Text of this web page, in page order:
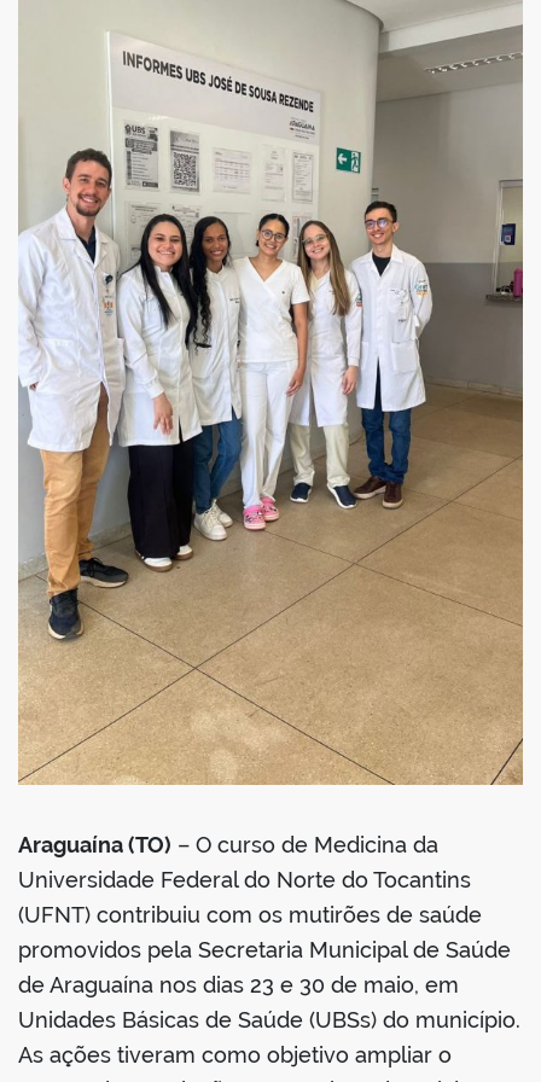
portal
Araguaína (TO) – O curso de Medicina da
Universidade Federal do Norte do Tocantins
(UFNT) contribuiu com os mutirões de saúde
promovidos pela Secretaria Municipal de Saúde
de Araguaína nos dias 23 e 30 de maio, em
Unidades Básicas de Saúde (UBSs) do município.
As ações tiveram como objetivo ampliar o